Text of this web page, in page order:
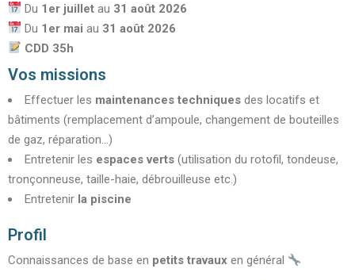
Du 1er juillet au 31 août 2026
Du 1er maiau 31 août 2026
CDD 35h
Vos missions
Effectuer les maintenances techniques des locatifs et
bâtiments (remplacement d’ampoule, changement de bouteilles
de gaz, réparation…)
Entretenir les espaces verts (utilisation du rotofil, tondeuse,
tronçonneuse, taille-haie, débrouilleuse etc.)
Entretenir la piscine
Profil
Connaissances de base en petits travaux en général